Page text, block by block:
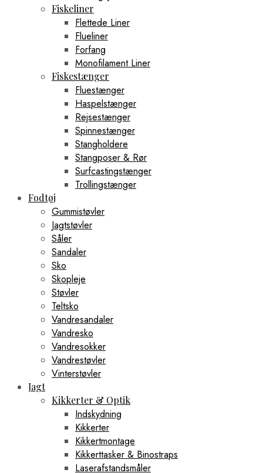
Fiskeliner
Flettede Liner
Flueliner
Forfang
Monofilament Liner
Fiskestænger
Fluestænger
Haspelstænger
Rejsestænger
Spinnestænger
Stangholdere
Stangposer & Rør
Surfcastingstænger
Trollingstænger
Fodtøj
Gummistøvler
Jagtstøvler
Såler
Sandaler
Sko
Skopleje
Støvler
Teltsko
Vandresandaler
Vandresko
Vandresokker
Vandrestøvler
Vinterstøvler
Jagt
Kikkerter & Optik
Indskydning
Kikkerter
Kikkertmontage
Kikkerttasker & Binostraps
Laserafstandsmåler